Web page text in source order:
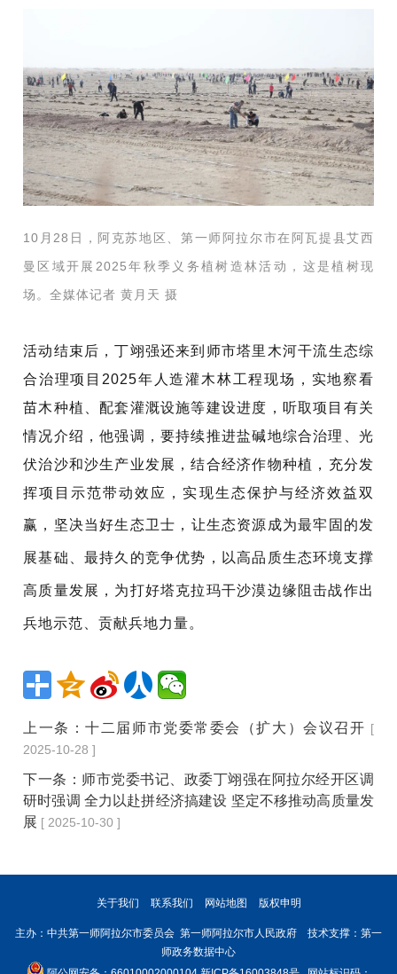
10月28日，阿克苏地区、第一师阿拉尔市在阿瓦提县艾西
曼区域开展2025年秋季义务植树造林活动，这是植树现
场。全媒体记者 黄月天 摄
活动结束后，丁翊强还来到 师市塔里木河干流生态综
合治理项目2025年人造灌木林工程现场，实地察看
苗木种植、配套灌溉设施等建设进度，听取项目有关
情况介绍，他强调，要持续推进盐碱地综合治理、光
伏治沙和沙生产业发展，结合经济作物种植， 充分发
挥项目示范带动效应， 实现生态保护与经济效益双
赢 ， 坚决当好生态卫士，让生态资源成为最牢固的发
展基础、最持久的竞争优势，以高品质生态环境支撑
高质量发展，为打好塔克拉玛干沙漠边缘阻击战作出
兵地示范、贡献兵地力量。
上一条：十二届师市党委常委会（扩大）会议召开 [
2025-10-28 ]
下一条： 师市党委书记、政委丁翊强在阿拉尔经开区调
研时强调 全力以赴拼经济搞建设 坚定不移推动高质量发
展 [ 2025-10-30 ]
关于我们 联系我们 网站地图 版权申明
主办：中共第一师阿拉尔市委员会 第一师阿拉尔市人民政府 技术支撑：第一
师政务数据中心